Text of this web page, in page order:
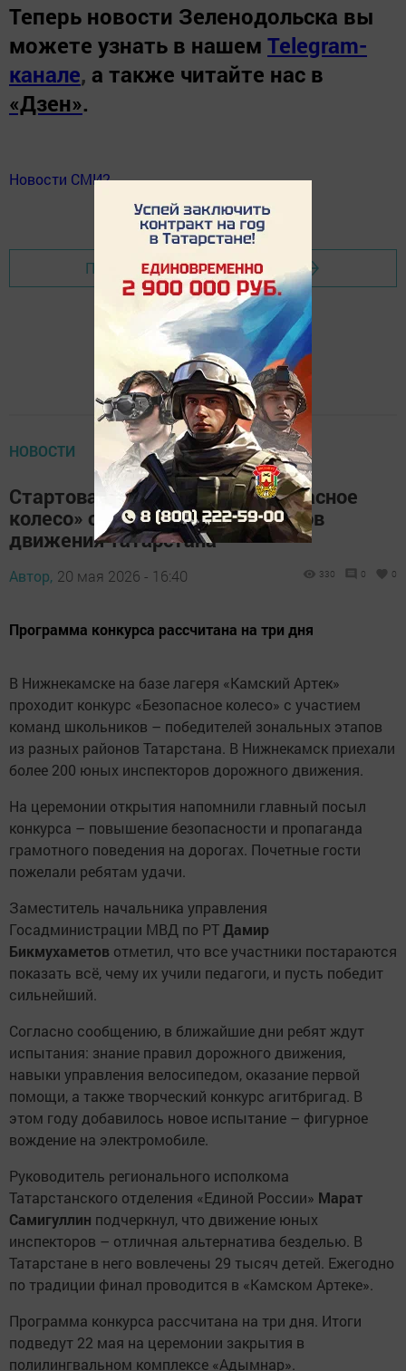
Теперь новости Зеленодольска вы
можете узнать в нашем Telegram-
канале, а также читайте нас в
«Дзен».
Новости СМИ2
Перейти на страницу новости
НОВОСТИ
Стартовал 32-й конкурс «Безопасное
колесо» среди юных инспекторов
движения Татарстана
Автор, 20 мая 2026 - 16:40 330 0 0
Программа конкурса рассчитана на три дня
В Нижнекамске на базе лагеря «Камский Артек»
проходит конкурс «Безопасное колесо» с участием
команд школьников – победителей зональных этапов
из разных районов Татарстана. В Нижнекамск приехали
более 200 юных инспекторов дорожного движения.
На церемонии открытия напомнили главный посыл
конкурса – повышение безопасности и пропаганда
грамотного поведения на дорогах. Почетные гости
пожелали ребятам удачи.
Заместитель начальника управления
Госадминистрации МВД по РТДамир
Бикмухаметов отметил, что все участники постараются
показать всё, чему их учили педагоги, и пусть победит
сильнейший.
Согласно сообщению, в ближайшие дни ребят ждут
испытания: знание правил дорожного движения,
навыки управления велосипедом, оказание первой
помощи, а также творческий конкурс агитбригад. В
этом году добавилось новое испытание – фигурное
вождение на электромобиле.
Руководитель регионального исполкома
Татарстанского отделения «Единой России» Марат
Самигуллин подчеркнул, что движение юных
инспекторов – отличная альтернатива безделью. В
Татарстане в него вовлечены 29 тысяч детей. Ежегодно
по традиции финал проводится в «Камском Артеке».
Программа конкурса рассчитана на три дня. Итоги
подведут 22 мая на церемонии закрытия в
полилингвальном комплексе «Адымнар».